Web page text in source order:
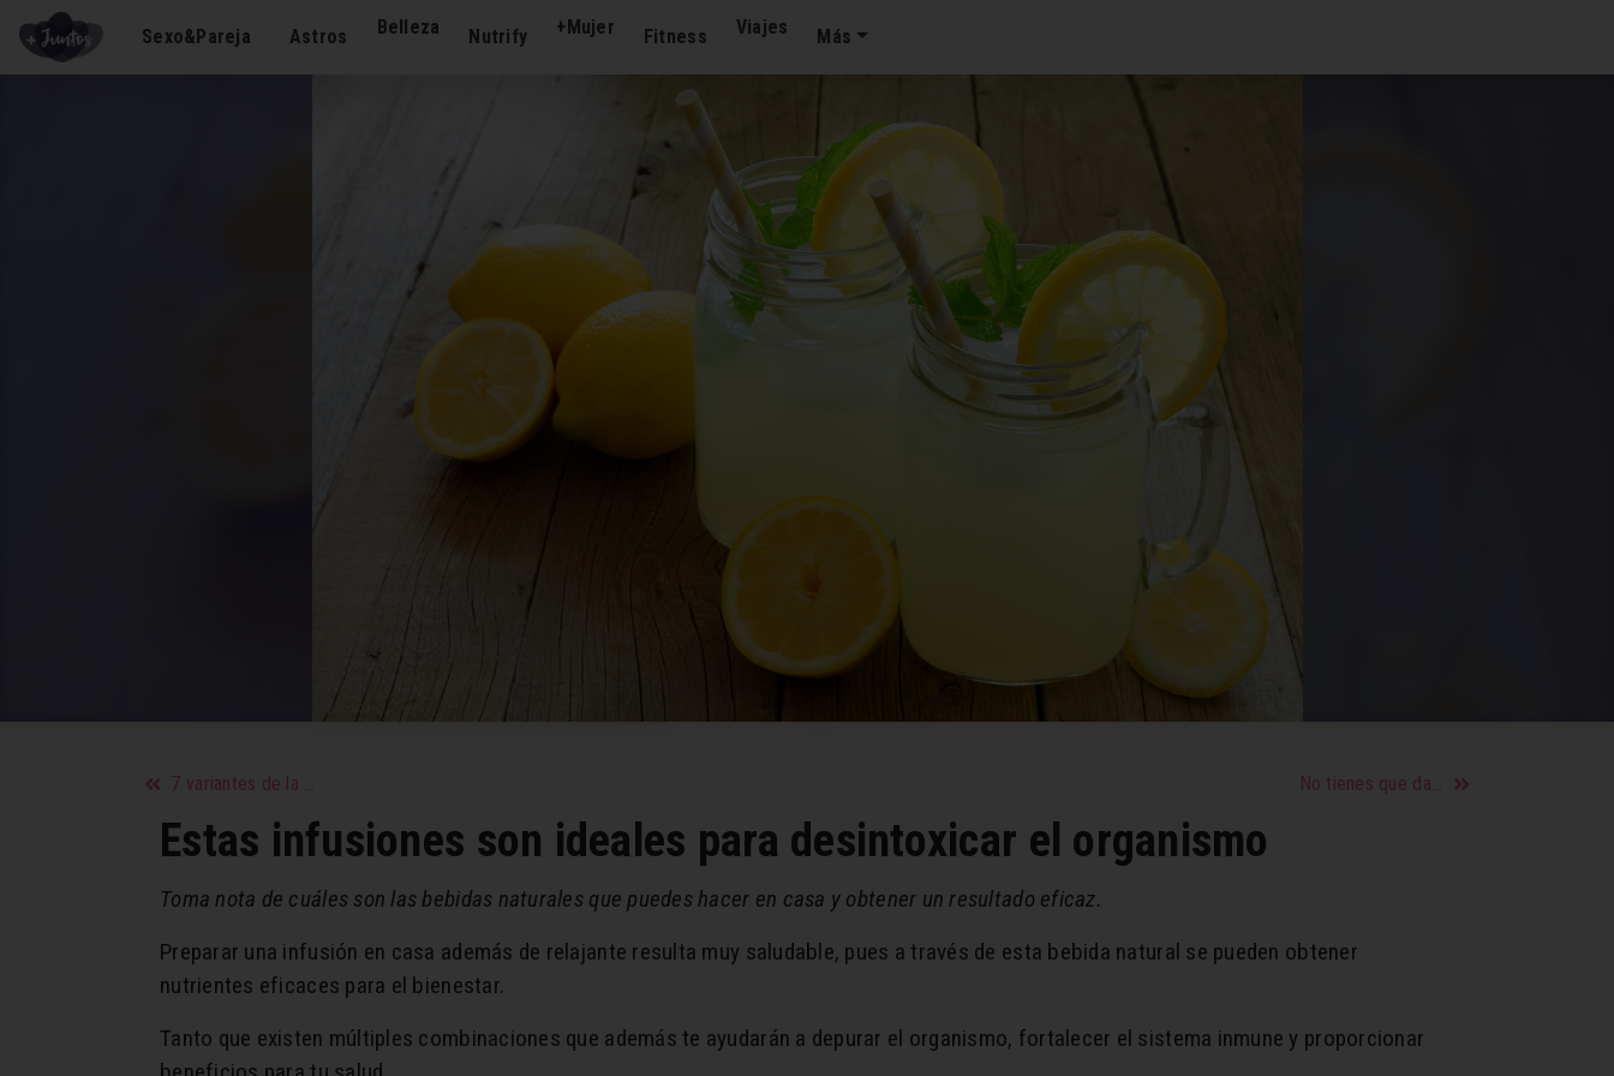
Sexo&Pareja Astros Belleza Nutrify +Mujer Fitness Viajes Más
7 variantes de la postura del misionero que querrás probar No tienes que dar explicaciones a nadie por estar soltera y disfrutar tu vida como quieres
Estas infusiones son ideales para desintoxicar el organismo
Toma nota de cuáles son las bebidas naturales que puedes hacer en casa y obtener un resultado eficaz.
Preparar una infusión en casa además de relajante resulta muy saludable, pues a través de esta bebida natural se pueden obtener
nutrientes eficaces para el bienestar.
Tanto que existen múltiples combinaciones que además te ayudarán a depurar el organismo, fortalecer el sistema inmune y proporcionar